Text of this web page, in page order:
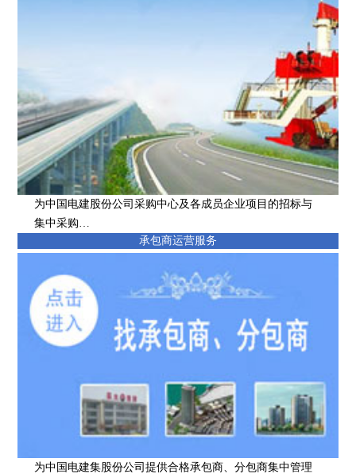
为中国电建股份公司采购中心及各成员企业项目的招标与
集中采购…
承包商运营服务
为中国电建集股份公司提供合格承包商、分包商集中管理